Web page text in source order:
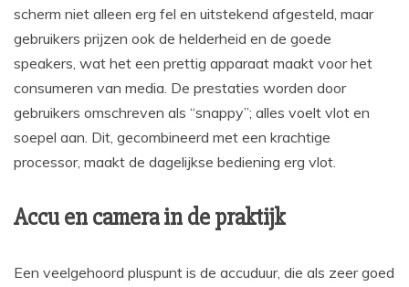
scherm niet alleen erg fel en uitstekend afgesteld, maar
gebruikers prijzen ook de helderheid en de goede
speakers, wat het een prettig apparaat maakt voor het
consumeren van media. De prestaties worden door
gebruikers omschreven als “snappy”; alles voelt vlot en
soepel aan. Dit, gecombineerd met een krachtige
processor, maakt de dagelijkse bediening erg vlot.
Accu en camera in de praktijk
Een veelgehoord pluspunt is de accuduur, die als zeer goed